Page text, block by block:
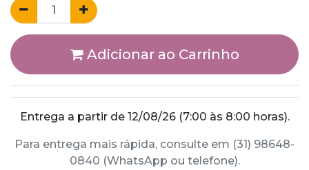
Adicionar ao Carrinho
Entrega a partir de 12/08/26 (7:00 às 8:00 horas).
Para entrega mais rápida, consulte em (31) 98648-
0840 (WhatsApp ou telefone).